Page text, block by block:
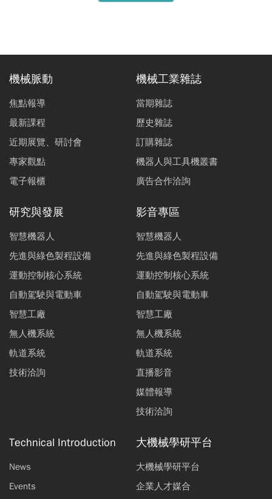
機械脈動
焦點報導
最新課程
近期展覽、研討會
專家觀點
電子報櫃
機械工業雜誌
當期雜誌
歷史雜誌
訂購雜誌
機器人與工具機叢書
廣告合作洽詢
研究與發展
智慧機器人
先進與綠色製程設備
運動控制核心系統
自動駕駛與電動車
智慧工廠
無人機系統
軌道系統
技術洽詢
影音專區
智慧機器人
先進與綠色製程設備
運動控制核心系統
自動駕駛與電動車
智慧工廠
無人機系統
軌道系統
直播影音
媒體報導
技術洽詢
Technical Introduction
News
Events
大機械學研平台
大機械學研平台
企業人才媒合